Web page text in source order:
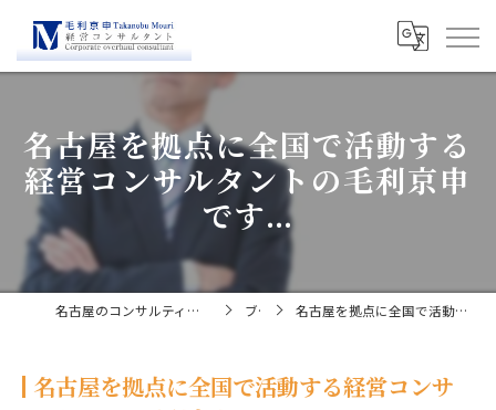
名古屋を拠点に全国で活動する
経営コンサルタントの毛利京申
です...
名古屋のコンサルティングなら経営コンサルタント毛利京申 ブログ 名古屋を拠点に全国で活動する経営コンサルタントの毛利京申です...
名古屋を拠点に全国で活動する経営コンサ